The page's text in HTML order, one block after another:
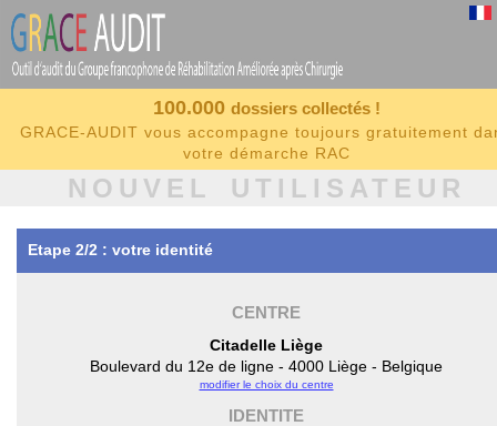
100.000 dossiers collectés !
GRACE-AUDIT vous accompagne toujours gratuitement
votre démarche RAC
NOUVEL UTILISATEUR
Etape 2/2 : votre identité
CENTRE
Citadelle Liège
Boulevard du 12e de ligne - 4000 Liège - Belgique
modifier le choix du centre
IDENTITE